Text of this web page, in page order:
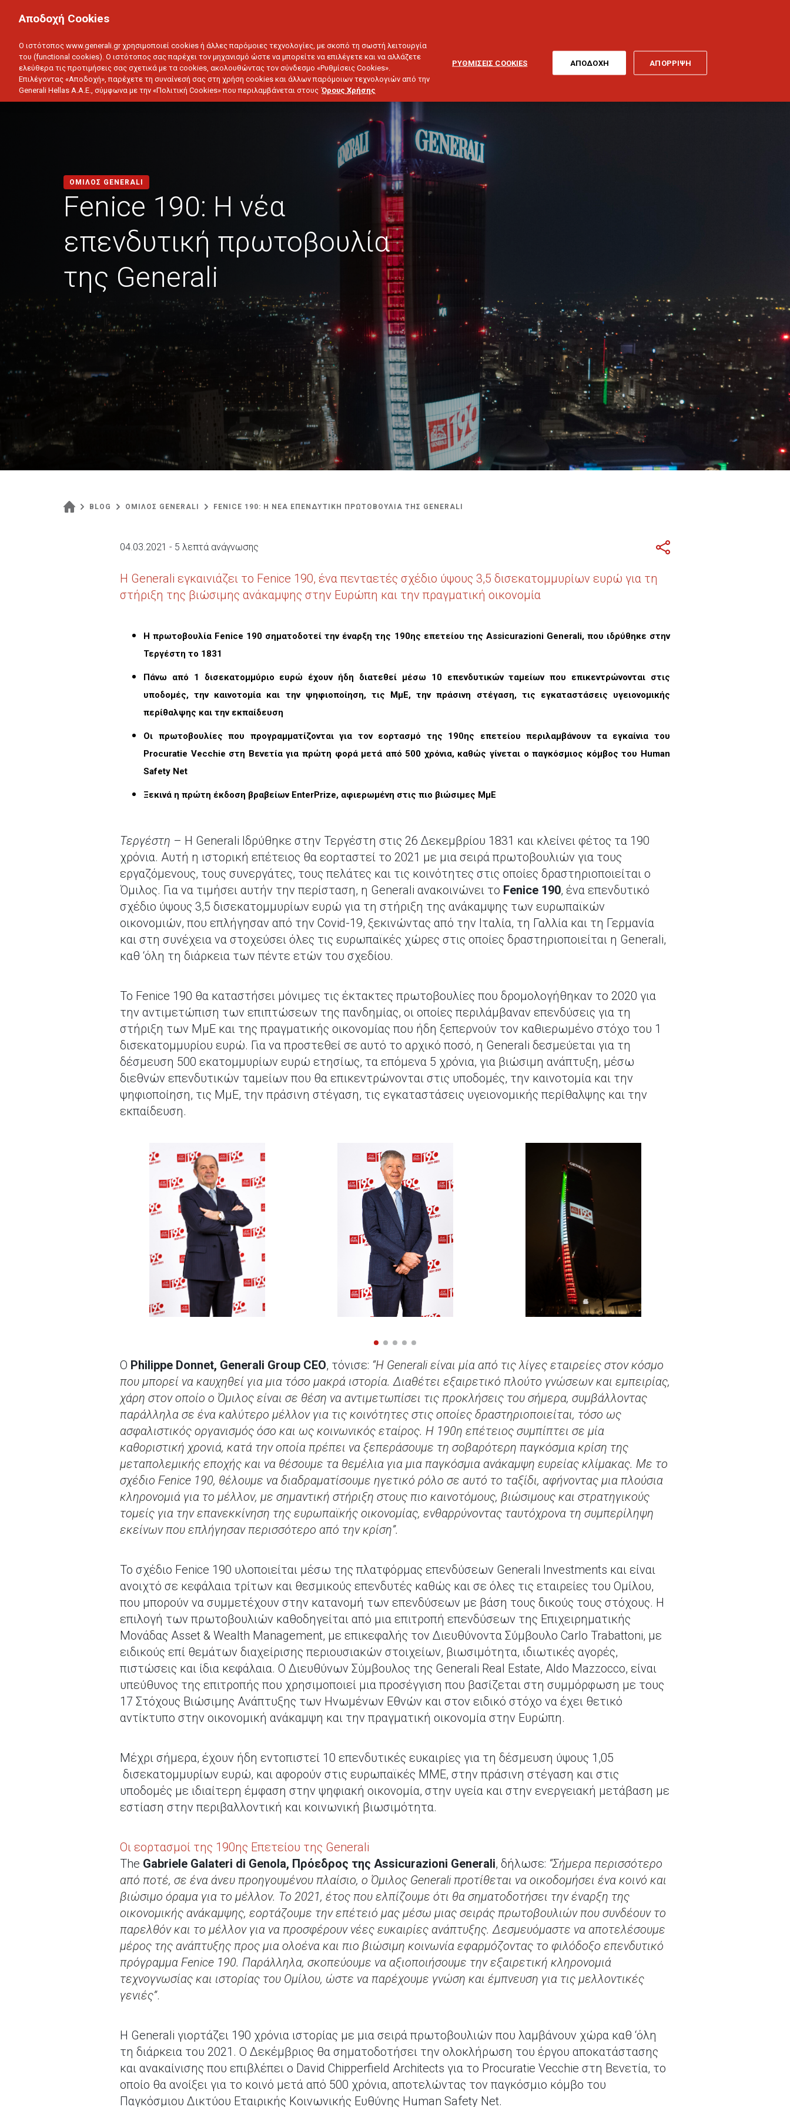
ΥΓΕΙΑ ΑΥΤΟΚΙΝΗΤΟ ΣΠΙΤΙ ΑΠΟΤΑΜΙΕΥΣΗ & ΕΠΕΝΔΥΣΕΙΣ ΤΑΞΙΔΙ ΣΚΑΦΟΣ
ΟΜΙΛΟΣ GENERALI
Fenice 190: Η νέα
επενδυτική πρωτοβουλία
της Generali
BLOG ΟΜΙΛΟΣ GENERALI FENICE 190: Η ΝΕΑ ΕΠΕΝΔΥΤΙΚΗ ΠΡΩΤΟΒΟΥΛΙΑ ΤΗΣ GENERALI
04.03.2021 - 5 λεπτά ανάγνωσης
Η Generali εγκαινιάζει το Fenice 190, ένα πενταετές σχέδιο ύψους 3,5 δισεκατομμυρίων ευρώ για τη
στήριξη της βιώσιμης ανάκαμψης στην Ευρώπη και την πραγματική οικονομία
Η πρωτοβουλία Fenice 190 σηματοδοτεί την έναρξη της 190ης επετείου της Assicurazioni Generali, που ιδρύθηκε στην
Τεργέστη το 1831
Πάνω από 1 δισεκατομμύριο ευρώ έχουν ήδη διατεθεί μέσω 10 επενδυτικών ταμείων που επικεντρώνονται στις
υποδομές, την καινοτομία και την ψηφιοποίηση, τις ΜμΕ, την πράσινη στέγαση, τις εγκαταστάσεις υγειονομικής
περίθαλψης και την εκπαίδευση
Οι πρωτοβουλίες που προγραμματίζονται για τον εορτασμό της 190ης επετείου περιλαμβάνουν τα εγκαίνια του
Procuratie Vecchie στη Βενετία για πρώτη φορά μετά από 500 χρόνια, καθώς γίνεται ο παγκόσμιος κόμβος του Human
Safety Net
Ξεκινά η πρώτη έκδοση βραβείων EnterPrize, αφιερωμένη στις πιο βιώσιμες ΜμΕ
Τεργέστη – Η Generali Ιδρύθηκε στην Τεργέστη στις 26 Δεκεμβρίου 1831 και κλείνει φέτος τα 190
χρόνια. Αυτή η ιστορική επέτειος θα εορταστεί το 2021 με μια σειρά πρωτοβουλιών για τους
εργαζόμενους, τους συνεργάτες, τους πελάτες και τις κοινότητες στις οποίες δραστηριοποιείται ο
Όμιλος. Για να τιμήσει αυτήν την περίσταση, η Generali ανακοινώνει το Fenice 190, ένα επενδυτικό
σχέδιο ύψους 3,5 δισεκατομμυρίων ευρώ για τη στήριξη της ανάκαμψης των ευρωπαϊκών
οικονομιών, που επλήγησαν από την Covid-19, ξεκινώντας από την Ιταλία, τη Γαλλία και τη Γερμανία
και στη συνέχεια να στοχεύσει όλες τις ευρωπαϊκές χώρες στις οποίες δραστηριοποιείται η Generali,
καθ ‘όλη τη διάρκεια των πέντε ετών του σχεδίου.
Το Fenice 190 θα καταστήσει μόνιμες τις έκτακτες πρωτοβουλίες που δρομολογήθηκαν το 2020 για
την αντιμετώπιση των επιπτώσεων της πανδημίας, οι οποίες περιλάμβαναν επενδύσεις για τη
στήριξη των ΜμΕ και της πραγματικής οικονομίας που ήδη ξεπερνούν τον καθιερωμένο στόχο του 1
δισεκατομμυρίου ευρώ. Για να προστεθεί σε αυτό το αρχικό ποσό, η Generali δεσμεύεται για τη
δέσμευση 500 εκατομμυρίων ευρώ ετησίως, τα επόμενα 5 χρόνια, για βιώσιμη ανάπτυξη, μέσω
διεθνών επενδυτικών ταμείων που θα επικεντρώνονται στις υποδομές, την καινοτομία και την
ψηφιοποίηση, τις ΜμΕ, την πράσινη στέγαση, τις εγκαταστάσεις υγειονομικής περίθαλψης και την
εκπαίδευση.
Ο Philippe Donnet, Generali Group CEO, τόνισε: “Η Generali είναι μία από τις λίγες εταιρείες στον κόσμο
που μπορεί να καυχηθεί για μια τόσο μακρά ιστορία. Διαθέτει εξαιρετικό πλούτο γνώσεων και εμπειρίας,
χάρη στον οποίο ο Όμιλος είναι σε θέση να αντιμετωπίσει τις προκλήσεις του σήμερα, συμβάλλοντας
παράλληλα σε ένα καλύτερο μέλλον για τις κοινότητες στις οποίες δραστηριοποιείται, τόσο ως
ασφαλιστικός οργανισμός όσο και ως κοινωνικός εταίρος. Η 190η επέτειος συμπίπτει σε μία
καθοριστική χρονιά, κατά την οποία πρέπει να ξεπεράσουμε τη σοβαρότερη παγκόσμια κρίση της
μεταπολεμικής εποχής και να θέσουμε τα θεμέλια για μια παγκόσμια ανάκαμψη ευρείας κλίμακας. Με το
σχέδιο Fenice 190, θέλουμε να διαδραματίσουμε ηγετικό ρόλο σε αυτό το ταξίδι, αφήνοντας μια πλούσια
κληρονομιά για το μέλλον, με σημαντική στήριξη στους πιο καινοτόμους, βιώσιμους και στρατηγικούς
τομείς για την επανεκκίνηση της ευρωπαϊκής οικονομίας, ενθαρρύνοντας ταυτόχρονα τη συμπερίληψη
εκείνων που επλήγησαν περισσότερο από την κρίση”.
Το σχέδιο Fenice 190 υλοποιείται μέσω της πλατφόρμας επενδύσεων Generali Investments και είναι
ανοιχτό σε κεφάλαια τρίτων και θεσμικούς επενδυτές καθώς και σε όλες τις εταιρείες του Ομίλου,
που μπορούν να συμμετέχουν στην κατανομή των επενδύσεων με βάση τους δικούς τους στόχους. Η
επιλογή των πρωτοβουλιών καθοδηγείται από μια επιτροπή επενδύσεων της Επιχειρηματικής
Μονάδας Asset & Wealth Management, με επικεφαλής τον Διευθύνοντα Σύμβουλο Carlo Trabattoni, με
ειδικούς επί θεμάτων διαχείρισης περιουσιακών στοιχείων, βιωσιμότητα, ιδιωτικές αγορές,
πιστώσεις και ίδια κεφάλαια. Ο Διευθύνων Σύμβουλος της Generali Real Estate, Aldo Mazzocco, είναι
υπεύθυνος της επιτροπής που χρησιμοποιεί μια προσέγγιση που βασίζεται στη συμμόρφωση με τους
17 Στόχους Βιώσιμης Ανάπτυξης των Ηνωμένων Εθνών και στον ειδικό στόχο να έχει θετικό
αντίκτυπο στην οικονομική ανάκαμψη και την πραγματική οικονομία στην Ευρώπη.
Μέχρι σήμερα, έχουν ήδη εντοπιστεί 10 επενδυτικές ευκαιρίες για τη δέσμευση ύψους 1,05
δισεκατομμυρίων ευρώ, και αφορούν στις ευρωπαϊκές ΜΜΕ, στην πράσινη στέγαση και στις
υποδομές με ιδιαίτερη έμφαση στην ψηφιακή οικονομία, στην υγεία και στην ενεργειακή μετάβαση με
εστίαση στην περιβαλλοντική και κοινωνική βιωσιμότητα.
Οι εορτασμοί της 190ης Επετείου της Generali
The Gabriele Galateri di Genola, Πρόεδρος της Assicurazioni Generali, δήλωσε: “Σήμερα περισσότερο
από ποτέ, σε ένα άνευ προηγουμένου πλαίσιο, ο Όμιλος Generali προτίθεται να οικοδομήσει ένα κοινό και
βιώσιμο όραμα για το μέλλον. Το 2021, έτος που ελπίζουμε ότι θα σηματοδοτήσει την έναρξη της
οικονομικής ανάκαμψης, εορτάζουμε την επέτειό μας μέσω μιας σειράς πρωτοβουλιών που συνδέουν το
παρελθόν και το μέλλον για να προσφέρουν νέες ευκαιρίες ανάπτυξης. Δεσμευόμαστε να αποτελέσουμε
μέρος της ανάπτυξης προς μια ολοένα και πιο βιώσιμη κοινωνία εφαρμόζοντας το φιλόδοξο επενδυτικό
πρόγραμμα Fenice 190. Παράλληλα, σκοπεύουμε να αξιοποιήσουμε την εξαιρετική κληρονομιά
τεχνογνωσίας και ιστορίας του Ομίλου, ώστε να παρέχουμε γνώση και έμπνευση για τις μελλοντικές
γενιές”.
Η Generali γιορτάζει 190 χρόνια ιστορίας με μια σειρά πρωτοβουλιών που λαμβάνουν χώρα καθ ‘όλη
τη διάρκεια του 2021. Ο Δεκέμβριος θα σηματοδοτήσει την ολοκλήρωση του έργου αποκατάστασης
και ανακαίνισης που επιβλέπει ο David Chipperfield Architects για το Procuratie Vecchie στη Βενετία, το
οποίο θα ανοίξει για το κοινό μετά από 500 χρόνια, αποτελώντας τον παγκόσμιο κόμβο του
Παγκόσμιου Δικτύου Εταιρικής Κοινωνικής Ευθύνης Human Safety Net.
Αποδοχή Cookies
Ο ιστότοπος www.generali.gr χρησιμοποιεί cookies ή άλλες παρόμοιες τεχνολογίες, με σκοπό τη σωστή λειτουργία
του (functional cookies). Ο ιστότοπος σας παρέχει τον μηχανισμό ώστε να μπορείτε να επιλέγετε και να αλλάζετε
ελεύθερα τις προτιμήσεις σας σχετικά με τα cookies, ακολουθώντας τον σύνδεσμο «Ρυθμίσεις Cookies».
Επιλέγοντας «Αποδοχή», παρέχετε τη συναίνεσή σας στη χρήση cookies και άλλων παρόμοιων τεχνολογιών από την
Generali Hellas A.A.E., σύμφωνα με την «Πολιτική Cookies» που περιλαμβάνεται στους Όρους Χρήσης
ΡΥΘΜΙΣΕΙΣ COOKIES ΑΠΟΡΡΙΨΗ
ΑΠΟΔΟΧΗ